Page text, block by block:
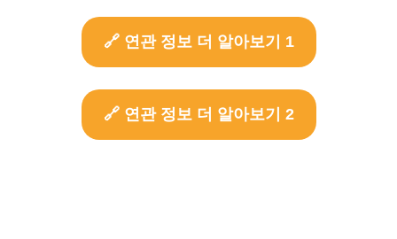
🔗 연관 정보 더 알아보기 1
🔗 연관 정보 더 알아보기 2